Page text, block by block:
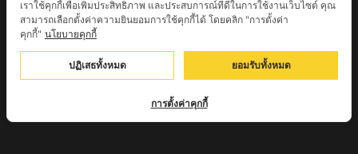
ครูบาศรี สุจิตโต บ้านสบก๋ง จ.ลำปาง
หลวงปู่รินทร์ กลฺยาโณ วัดเนินโบสถ์ จ.เพชรบูรณ์
ครูบาเซี๊ยะ นารายณ์แปลงรูป วัดวังตะเคียนทอง
เราใช้คุกกี้เพื่อเพิ่มประสิทธิภาพ และประสบการณ์ที่ดีในการใช้งานเว็บไซต์ คุณ
สามารถเลือกตั้งค่าความยินยอมการใช้คุกกี้ได้ โดยคลิก "การตั้งค่า
คุกกี้" นโยบายคุกกี้
ปฏิเสธทั้งหมด ยอมรับทั้งหมด
การตั้งค่าคุกกี้